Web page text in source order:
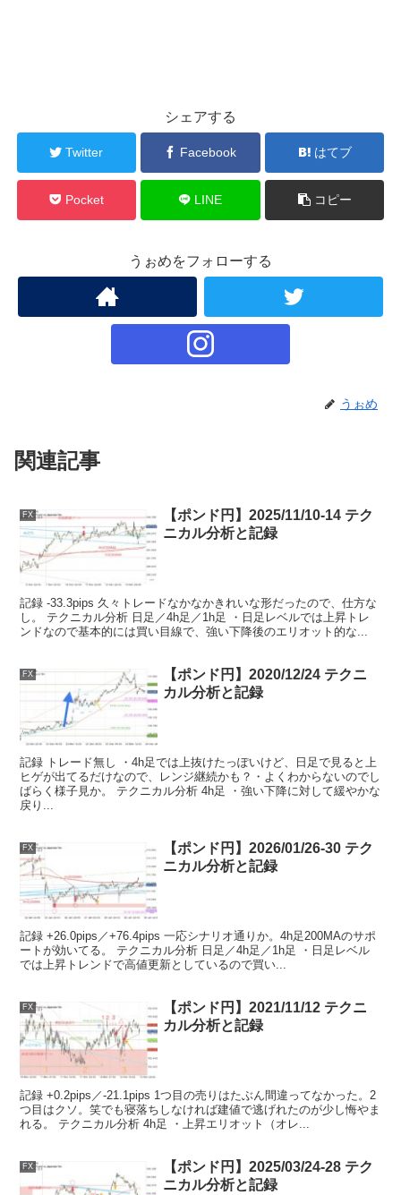
シェアする
Twitter Facebook はてブ
Pocket LINE コピー
うぉめをフォローする
うぉめ
関連記事
FX
【ポンド円】2025/11/10-14 テク
ニカル分析と記録
記録 -33.3pips 久々トレードなかなかきれいな形だったので、仕方な
し。 テクニカル分析 日足／4h足／1h足 ・日足レベルでは上昇トレ
ンドなので基本的には買い目線で、強い下降後のエリオット的な...
FX
【ポンド円】2020/12/24 テクニ
カル分析と記録
記録 トレード無し ・4h足では上抜けたっぽいけど、日足で見ると上
ヒゲが出てるだけなので、レンジ継続かも？・よくわからないのでし
ばらく様子見か。 テクニカル分析 4h足 ・強い下降に対して緩やかな
戻り...
FX
【ポンド円】2026/01/26-30 テク
ニカル分析と記録
記録 +26.0pips／+76.4pips 一応シナリオ通りか。4h足200MAのサポ
ートが効いてる。 テクニカル分析 日足／4h足／1h足 ・日足レベル
では上昇トレンドで高値更新としているので買い...
FX
【ポンド円】2021/11/12 テクニ
カル分析と記録
記録 +0.2pips／-21.1pips 1つ目の売りはたぶん間違ってなかった。2
つ目はクソ。笑でも寝落ちしなければ建値で逃げれたのが少し悔やま
れる。 テクニカル分析 4h足 ・上昇エリオット（オレ...
FX
【ポンド円】2025/03/24-28 テク
ニカル分析と記録